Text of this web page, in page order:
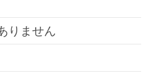
りません